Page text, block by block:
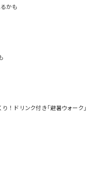
かも
！ドリンク付き｢避暑ウォーク｣